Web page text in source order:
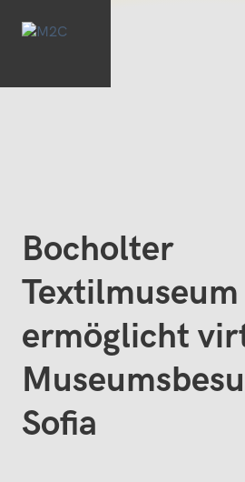
Bocholter
Textilmuseum
ermöglicht
Sofia